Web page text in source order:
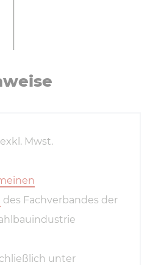
Mwst.
des Fachverbandes der
unter